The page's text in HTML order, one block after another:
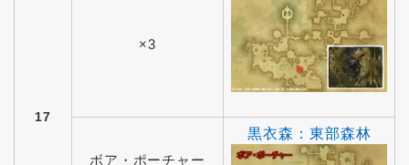
17
×3
ボア・ポーチャー
黒衣森：東部森林